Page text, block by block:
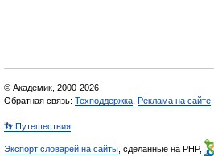
© Академик, 2000-2026
Обратная связь: Техподдержка Реклама на сайте
👣 Путешествия
Экспорт словарей на сайты , сделанные на PHP,